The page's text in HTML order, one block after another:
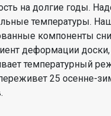
на долгие годы.
температуры.
компоненты
деформации доски,
температурный
25 осенне-